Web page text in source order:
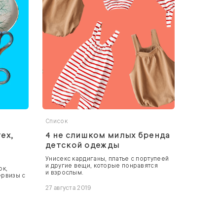
с
Список
4 не слишком милых бренда
детской одежды
Унисекс кардиганы, платье с портупеей
и другие вещи, которые понравятся
и взрослым.
27 августа 2019